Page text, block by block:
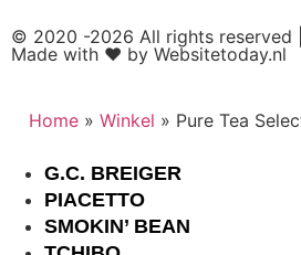
© 2020 -2026 All rights reserved |
Made with ❤ by Websitetoday.nl
Home» Winkel » Pure Tea
G.C. BREIGER
PIACETTO
SMOKIN’ BEAN